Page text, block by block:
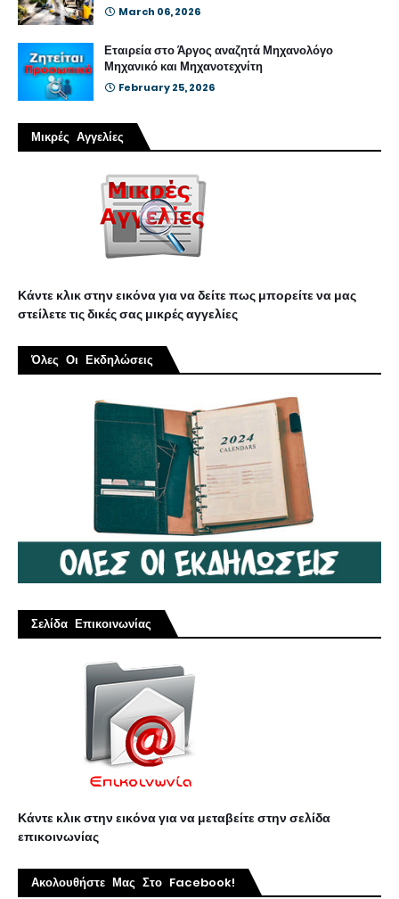
March 06, 2026
Εταιρεία στο Άργος αναζητά Μηχανολόγο
Μηχανικό και Μηχανοτεχνίτη
February 25, 2026
Μικρές Αγγελίες
Κάντε κλικ στην εικόνα για να δείτε πως μπορείτε να μας
στείλετε τις δικές σας μικρές αγγελίες
Όλες Οι Εκδηλώσεις
Σελίδα Επικοινωνίας
Κάντε κλικ στην εικόνα για να μεταβείτε στην σελίδα
επικοινωνίας
Ακολουθήστε Μας Στο Facebook!